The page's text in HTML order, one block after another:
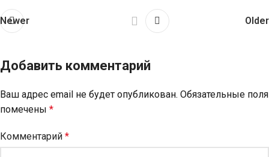
Newer Older
Добавить комментарий
Ваш адрес email не будет опубликован. Обязательные поля
помечены *
Комментарий *